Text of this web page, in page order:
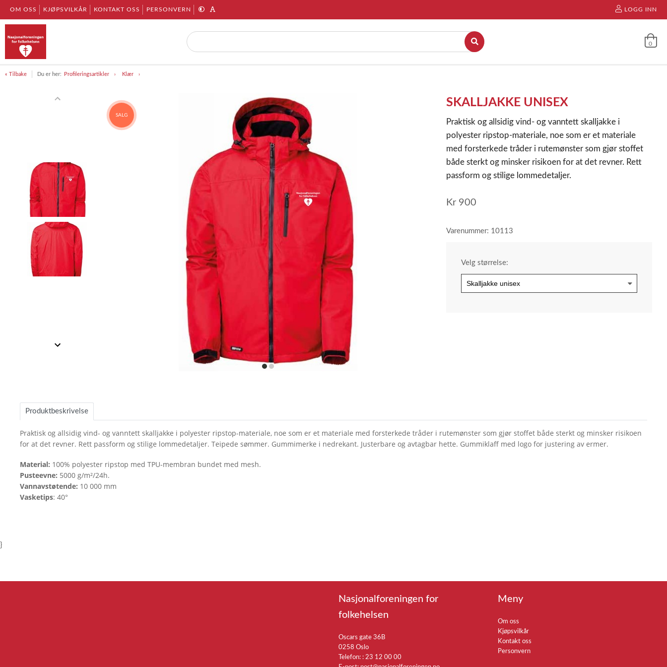
OM OSS KJØPSVILKÅR KONTAKT OSS PERSONVERN LOGG INN
0
« Tilbake Du er her: Profileringsartikler Klær
SALG
itemitem
SKALLJAKKE UNISEX
Praktisk og allsidig vind- og vanntett skalljakke i
polyester ripstop-materiale, noe som er et materiale
med forsterkede tråder i rutemønster som gjør stoffet
både sterkt og minsker risikoen for at det revner. Rett
passform og stilige lommedetaljer.
Kr 900
Varenummer: 10113
Velg størrelse:
Produktbeskrivelse
Praktisk og allsidig vind- og vanntett skalljakke i polyester ripstop-materiale, noe som er et materiale med forsterkede tråder i rutemønster som gjør stoffet både sterkt og minsker risikoen
for at det revner. Rett passform og stilige lommedetaljer. Teipede sømmer. Gummimerke i nedrekant. Justerbare og avtagbar hette. Gummiklaff med logo for justering av ermer.
Material: 100% polyester ripstop med TPU-membran bundet med mesh.
Pusteevne: 5000 g/m²/24h.
Vannavstøtende: 10 000 mm
Vasketips: 40°
}
Nasjonalforeningen for
folkehelsen
Oscars gate 36B
0258 Oslo
Telefon: : 23 12 00 00
Meny
Om oss
Kjøpsvilkår
Kontakt oss
Personvern